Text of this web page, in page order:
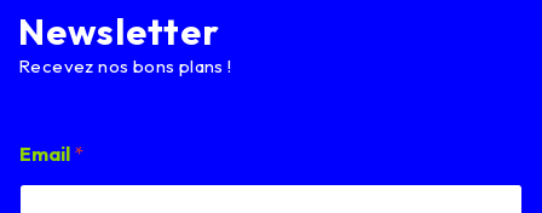
Newsletter
Recevez nos bons plans !
m
a
Email *